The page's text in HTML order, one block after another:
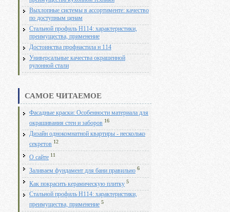
Выхлопные системы в ассортименте: качество
по доступным ценам
Стальной профиль Н114: характеристики,
преимущества, применение
Достоинства профнастила н 114
Универсальные качества окрашенной
рулонной стали
САМОЕ ЧИТАЕМОЕ
Фасадные краски: Особенности материала для
окрашивания стен и заборов 16
Дизайн однокомнатной квартиры - несколько
секретов 12
О сайте 11
Заливаем фундамент для бани правильно 6
Как покрасить керамическую плитку 5
Стальной профиль Н114: характеристики,
преимущества, применение 5